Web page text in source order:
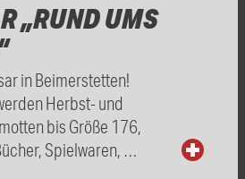
„RUND UMS
in Beimerstetten!
Herbst- und
bis Größe 176,
Spielwaren, …